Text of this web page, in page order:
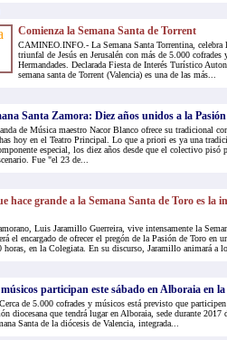
Comienza la Semana Santa de Torrent
CAMINEO.INFO.- La Semana Santa Torrentina, celebra
triunfal de Jesús en Jerusalén con más de 5.000 cofrades
Hermandades. Declarada Fiesta de Interés Turístico
semana santa de Torrent (Valencia) es una de las más...
Santa Zamora: Diez años unidos a la Pasión
de Música maestro Nacor Blanco ofrece su tradicional
hoy en el Teatro Principal. Lo que a priori es ya una
especial, los diez años desde que el colectivo pisó
Fue "el 23 de...
hace grande a la Semana Santa de Toro es la
Luis Jaramillo Guerreira, vive intensamente la
el encargado de ofrecer el pregón de la Pasión de Toro en
horas, en la Colegiata. En su discurso, Jaramillo animará a
participan este sábado en Alboraia en
de 5.000 cofrades y músicos está previsto que participen
diocesana que tendrá lugar en Alboraia, sede durante 2017
Santa de la diócesis de Valencia, integrada...